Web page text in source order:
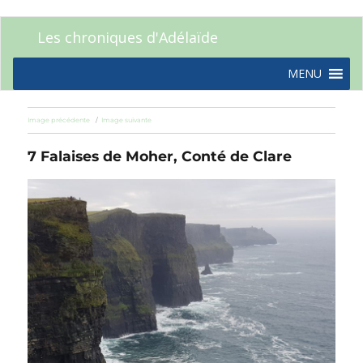
Les chroniques d'Adélaïde
MENU
Image précédente Image suivante
7 Falaises de Moher, Conté de Clare